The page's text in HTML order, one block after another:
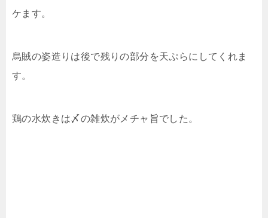
ケます。
烏賊の姿造りは後で残りの部分を天ぷらにしてくれま
す。
鶏の水炊きは〆の雑炊がメチャ旨でした。